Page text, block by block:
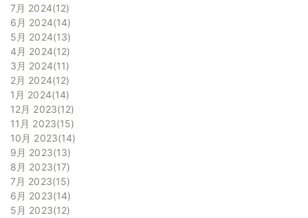
7月 2024 12
6月 2024 14
5月 2024 13
4月 2024 12
3月 2024 11
2月 2024 12
1月 2024 14
12月 2023 12
11月 2023 15
10月 2023 14
9月 2023 13
8月 2023 17
7月 2023 15
6月 2023 14
5月 2023 12